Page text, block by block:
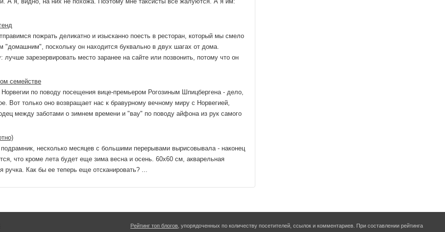
пожрать деликатно и изысканно поесть в ресторан, который мы смело
"домашним", поскольку он находится буквально в двух шагах от дома.
зарезервировать место заранее на сайте или позвонить, потому что он
семействе
Норвегии по поводу посещения вице-премьером Рогозиным Шпицбергена - дело,
Вот только оно возвращает нас к бравурному вечному миру с Норвегией,
между заботами о зимнем времени и "вау" по поводу айфона из рук самого
подрамник, несколько месяцев с большими перерывами вырисовывала - наконец
что кроме лета будет еще зима весна и осень. 60х60 см, акварельная
ручка. Как бы ее теперь еще отсканировать? ...
Рейтинг топ блогов , упорядоченных по количеству посетителей, ссылок и комментариев. При составлении рейтинга